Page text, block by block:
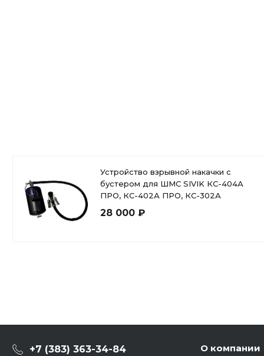
Устройство взрывной накачки с
бустером для ШМС SIVIK КС-404А
ПРО, КС-402А ПРО, КС-302А
28 000 ₽
+7 (383) 363-34-84 О компании